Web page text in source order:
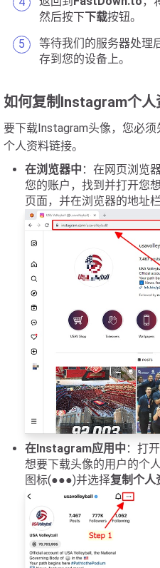
然后按下下载按钮。
等待我们的服务器处理
存到您的设备上。
如何复制Instagram个人
要下载Instagram头像，您必
个人资料链接。
在浏览器中 ：在网页浏览
您的账户，找到并打开您
页面，并在浏览器的地址
在Instagram应用中 ：打
想要下载头像的用户的个
图标(●●●)并选择复制个人